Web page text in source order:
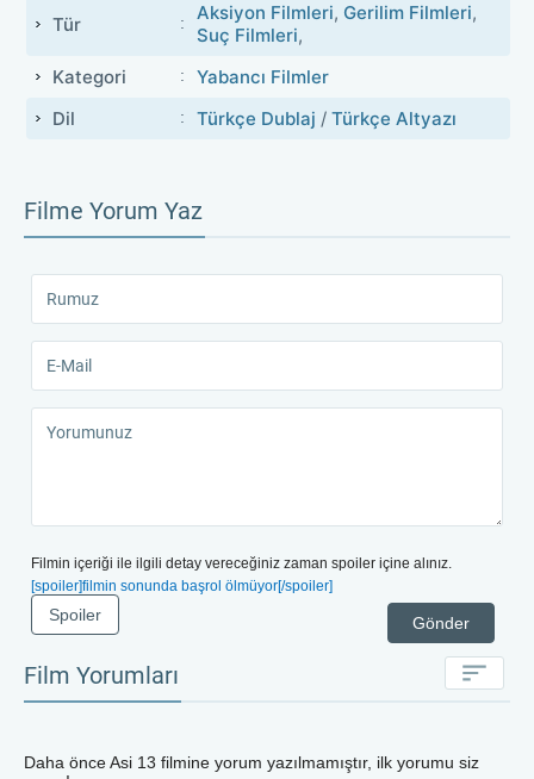
Tür Aksiyon Filmleri, Gerilim Filmleri,
Suç Filmleri,
Kategori
Yabancı Filmler
Dil
Türkçe Dublaj / Türkçe Altyazı
Filme Yorum Yaz
Filmin içeriği ile ilgili detay vereceğiniz zaman spoiler içine alınız.
[spoiler]filmin sonunda başrol ölmüyor[/spoiler]
Gönder
Spoiler
Film Yorumları
Daha önceAsi 13 filmine yorum yazılmamıştır, ilk yorumu siz